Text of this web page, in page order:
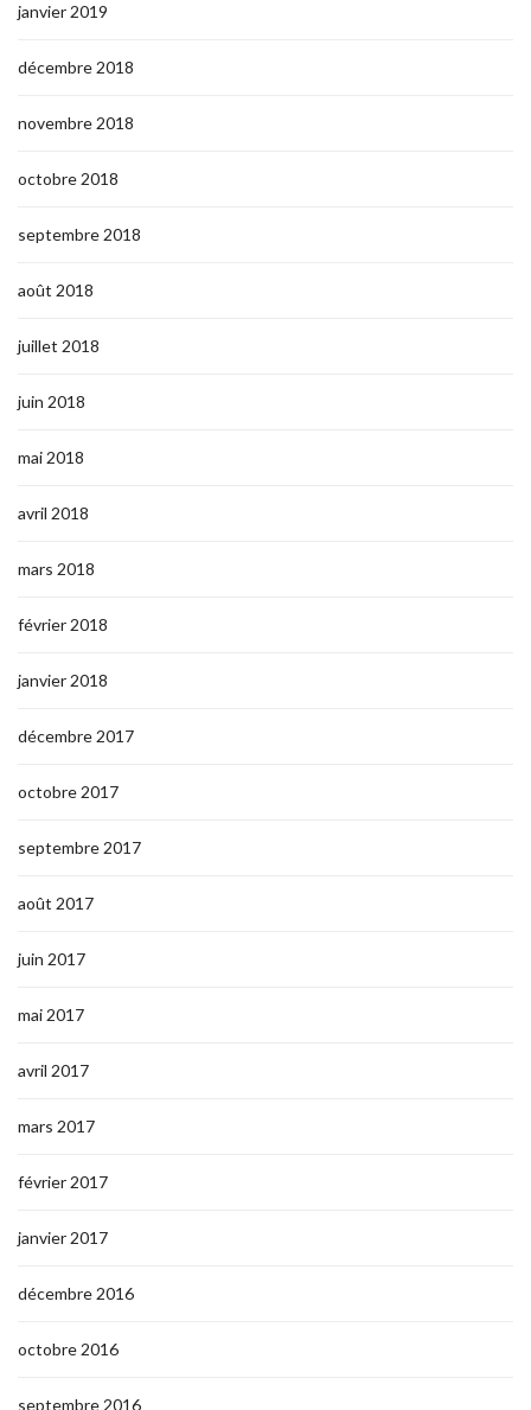
janvier 2019
décembre 2018
novembre 2018
octobre 2018
septembre 2018
août 2018
juillet 2018
juin 2018
mai 2018
avril 2018
mars 2018
février 2018
janvier 2018
décembre 2017
octobre 2017
septembre 2017
août 2017
juin 2017
mai 2017
avril 2017
mars 2017
février 2017
janvier 2017
décembre 2016
octobre 2016
septembre 2016